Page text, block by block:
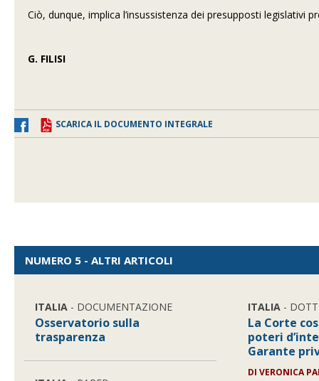
Ciò, dunque, implica l’insussistenza dei presupposti legislativi
G. FILISI
SCARICA IL DOCUMENTO INTEGRALE
NUMERO 5 - ALTRI ARTICOLI
ITALIA - DOCUMENTAZIONE
Osservatorio sulla
trasparenza
ITALIA -
La Corte
poteri
Garante
DIVERONICA